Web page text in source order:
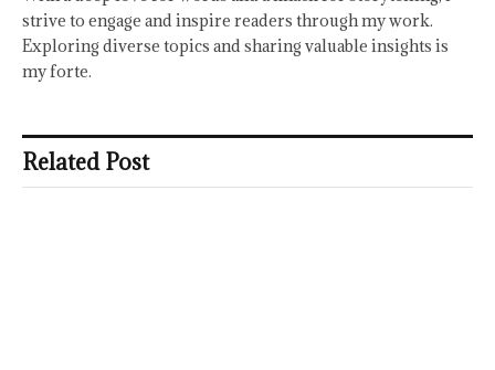
strive to engage and inspire readers through my work.
Exploring diverse topics and sharing valuable insights is
my forte.
Related Post